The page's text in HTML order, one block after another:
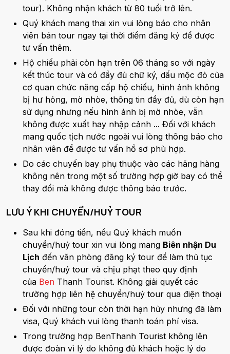
tour). Không nhận khách từ 80 tuổi trở lên.
Quý khách mang thai xin vui lòng báo cho nhân
viên bán tour ngay tại thời điểm đăng ký để được
tư vấn thêm.
Hộ chiếu phải còn hạn trên 06 tháng so với ngày
kết thúc tour và có đầy đủ chữ ký, dấu mộc đỏ của
cơ quan chức năng cấp hộ chiếu, hình ảnh không
bị hư hỏng, mờ nhòe, thông tin đầy đủ, dù còn hạn
sử dụng nhưng nếu hình ảnh bị mờ nhòe, vẫn
không được xuất hay nhập cảnh ... Đối với khách
mang quốc tịch nước ngoài vui lòng thông báo cho
nhân viên để được tư vấn hồ sơ phù hợp.
Do các chuyến bay phụ thuộc vào các hãng hàng
không nên trong một số trường hợp giờ bay có thể
thay đổi mà không được thông báo trước.
LƯU Ý KHI CHUYỂN/HUỶ TOUR
Sau khi đóng tiền, nếu Quý khách muốn
chuyển/huỷ tour xin vui lòng mang Biên nhận Du
Lịch đến văn phòng đăng ký tour để làm thủ tục
chuyển/huỷ tour và chịu phạt theo quy định
của Ben Thanh Tourist. Không giải quyết các
trường hợp liên hệ chuyển/huỷ tour qua điện thoại
Đối với những tour còn thời hạn hủy nhưng đã làm
visa, Quý khách vui lòng thanh toán phí visa.
Trong trường hợp BenThanh Tourist không lên
được đoàn vì lý do không đủ khách hoặc lý do